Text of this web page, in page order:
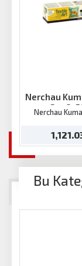
Nerchau
Set
Nerchau
Bu